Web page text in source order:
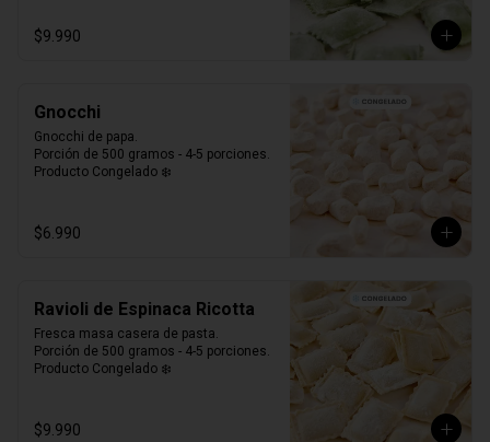
$9.990
Gnocchi
Gnocchi de papa.
Porción de 500 gramos - 4-5 porciones.
Producto Congelado ❄️
$6.990
Ravioli de Espinaca Ricotta
Fresca masa casera de pasta.
Porción de 500 gramos - 4-5 porciones.
Producto Congelado ❄️
$9.990